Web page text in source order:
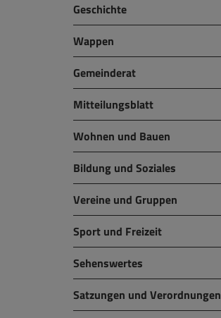
Geschichte
Wappen
Gemeinderat
Mitteilungsblatt
Wohnen und Bauen
Bildung und Soziales
Vereine und Gruppen
Sport und Freizeit
Sehenswertes
Satzungen und Verordnungen